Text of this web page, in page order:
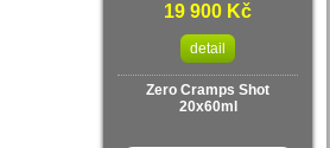
19 900 Kč
detail
Zero Cramps Shot
20x60ml